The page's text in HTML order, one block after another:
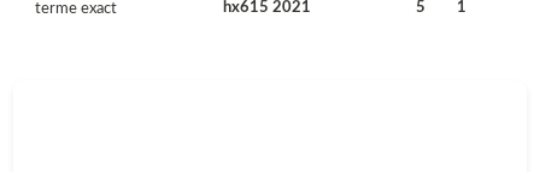
terme exact
hx615 2021
5
1